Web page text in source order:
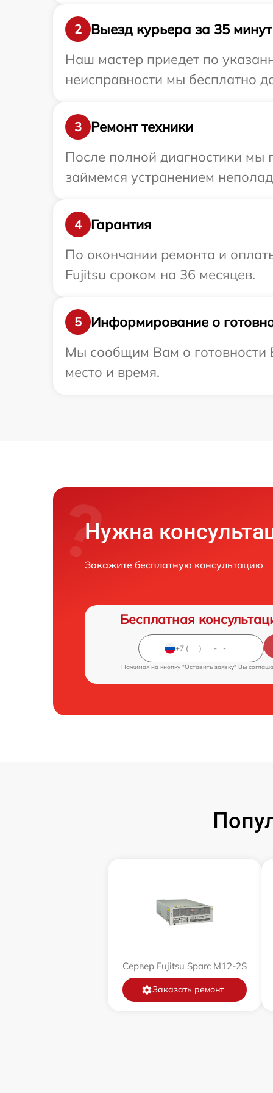
2
Выезд курьера за 35 минут
Наш мастер приедет по
неисправности мы бесплатно
3
Ремонт техники
После полной диагностики мы
займемся устранением
4
Гарантия
По окончании ремонта и
Fujitsu сроком на 36 месяцев.
5
Информирование о
Мы сообщим Вам о готовности
место и время.
Нужна
Закажите бесплатную консультацию
Бесплатная
Нажимая на кнопку "Оставить заявку" Вы
Сервер Fujitsu Sparc M12-2S
Заказать ремонт